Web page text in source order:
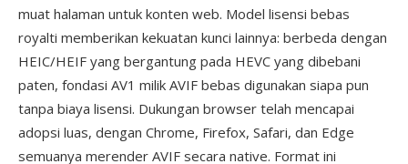
muat halaman untuk konten web. Model lisensi bebas
royalti memberikan kekuatan kunci lainnya: berbeda dengan
HEIC/HEIF yang bergantung pada HEVC yang dibebani
paten, fondasi AV1 milik AVIF bebas digunakan siapa pun
tanpa biaya lisensi. Dukungan browser telah mencapai
adopsi luas, dengan Chrome, Firefox, Safari, dan Edge
semuanya merender AVIF secara native. Format ini